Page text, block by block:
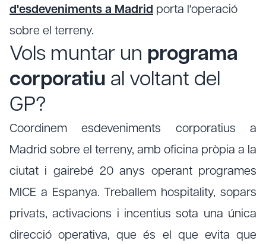
d'esdeveniments a Madrid porta l'operació
sobre el terreny.
Vols muntar un programa
corporatiu al voltant del
GP?
Coordinem esdeveniments corporatius a
Madrid sobre el terreny, amb oficina pròpia a la
ciutat i gairebé 20 anys operant programes
MICE a Espanya. Treballem hospitality, sopars
privats, activacions i incentius sota una única
direcció operativa, que és el que evita que